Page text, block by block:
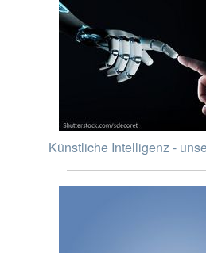
Künstliche Intelligenz -